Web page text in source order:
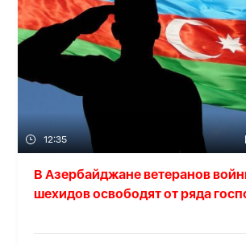
12:35
В Азербайджане ветеранов
шехидов освободят от ряда